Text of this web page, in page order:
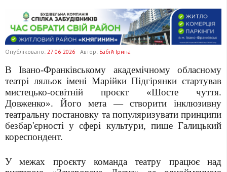
Опубліковано: 27-06-2026 Автор: Бабій Ірина
В Івано-Франківському академічному обласному
театрі ляльок імені Марійки Підгірянки стартував
мистецько-освітній проєкт «Шосте чуття.
Довженко». Його мета — створити інклюзивну
театральну постановку та популяризувати принципи
безбар'єрності у сфері культури, пише Галицький
кореспондент.
У межах проєкту команда театру працює над